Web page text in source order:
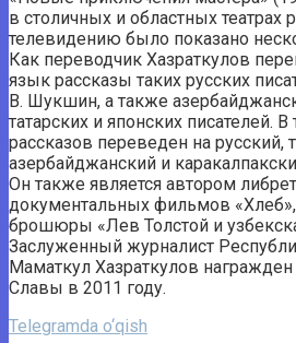
в столичных и областных театрах
телевидению было показано
Как переводчик Хазраткулов
язык рассказы таких русских
В. Шукшин, а также
татарских и японских писателей.
рассказов переведен на русский,
азербайджанский и
Он также является автором
документальных фильмов
брошюры «Лев Толстой и
Заслуженный журналист
Маматкул Хазраткулов
Славы в 2011 году.
Telegramda o‘qish